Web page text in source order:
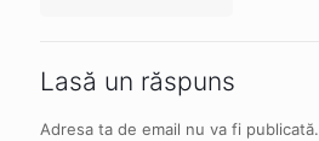
Lasă un răspuns
Adresa ta de email nu va fi publicată.